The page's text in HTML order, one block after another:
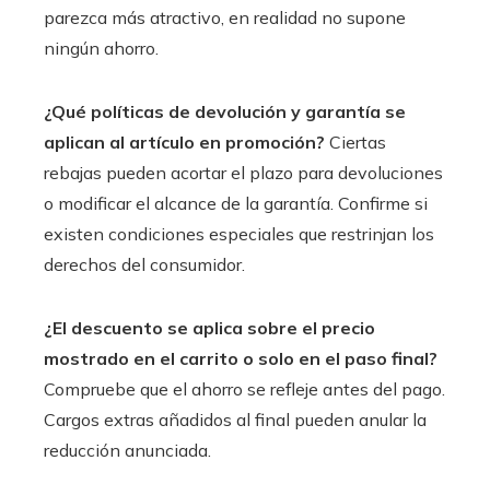
parezca más atractivo, en realidad no supone
ningún ahorro.
¿Qué políticas de devolución y garantía se
aplican al artículo en promoción? Ciertas
rebajas pueden acortar el plazo para devoluciones
o modificar el alcance de la garantía. Confirme si
existen condiciones especiales que restrinjan los
derechos del consumidor.
¿El descuento se aplica sobre el precio
mostrado en el carrito o solo en el paso final?
Compruebe que el ahorro se refleje antes del pago.
Cargos extras añadidos al final pueden anular la
reducción anunciada.